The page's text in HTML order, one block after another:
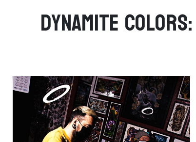
Dynamite